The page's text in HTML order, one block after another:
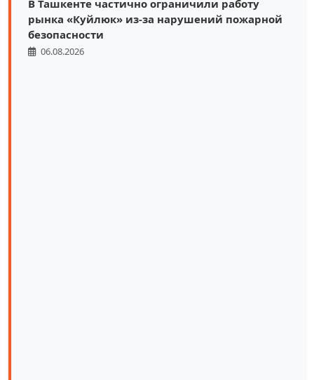
В Ташкенте частично ограничили работу
рынка «Куйлюк» из-за нарушений пожарной
безопасности
06.08.2026